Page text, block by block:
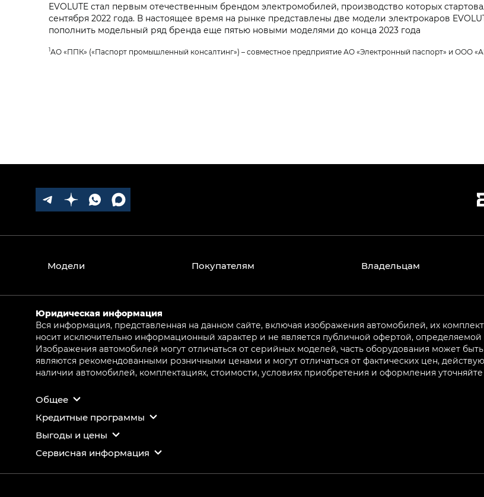
EVOLUTE стал первым отечественным брендом электромобилей, производство которых
сентября 2022 года. В настоящее время на рынке представлены две модели электрокаров
пополнить модельный ряд бренда еще пятью новыми моделями до конца 2023 года
1АО «ППК» («Паспорт промышленный консалтинг») – совместное предприятие АО «Электронный паспорт» и ООО
Модели Покупателям Владельцам
Юридическая информация
Вся информация, представленная на данном сайте, включая изображения автомобилей, их
носит исключительно информационный характер и не является публичной офертой,
Изображения автомобилей могут отличаться от серийных моделей, часть оборудования может
являются рекомендованными розничными ценами и могут отличаться от фактических цен,
наличии автомобилей, комплектациях, стоимости, условиях приобретения и оформления
Общее
Кредитные программы
Выгоды и цены
Сервисная информация